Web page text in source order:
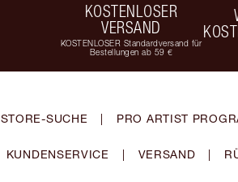
KOSTENLOSER
VERSAND
KOSTENLOSER Standardversand für
Bestellungen ab 59 €
STORE-SUCHE | PRO ARTIST
KUNDENSERVICE | VERSAND |